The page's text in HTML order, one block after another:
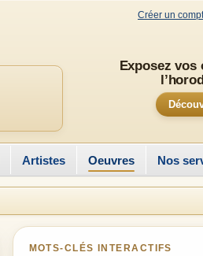
Créer un
Exposez
Artistes Oeuvres Nos
MOTS-CLÉS INTERACTIFS